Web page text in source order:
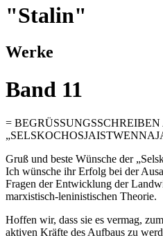
"Stalin"
Werke
Band 11
=
Gruß und beste Wünsche der
Ich wünsche ihr Erfolg bei der
Fragen der Entwicklung der
marxistisch-leninistischen Theorie.
Hoffen wir, dass sie es vermag,
aktiven Kräfte des Aufbaus zu